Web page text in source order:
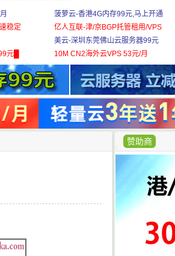
稳定
元█
菠萝云-香港4G内存99元,马上开通
亿人互联-津/京BGP托管租用/VPS
美云-深圳东莞佛山云服务器99元
10M CN2海外云VPS 53元/月
赞助商